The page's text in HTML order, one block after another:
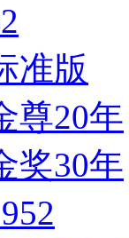
准版
尊20年
奖30年